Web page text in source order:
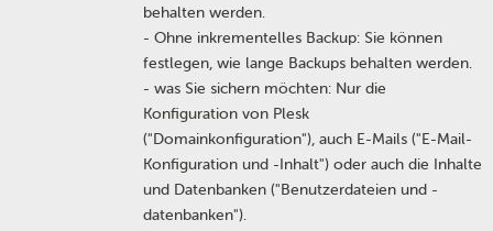
behalten werden.
- Ohne inkrementelles Backup: Sie können
festlegen, wie lange Backups behalten werden.
- was Sie sichern möchten: Nur die
Konfiguration von Plesk
("Domainkonfiguration"), auch E-Mails ("E-Mail-
Konfiguration und -Inhalt") oder auch die Inhalte
und Datenbanken ("Benutzerdateien und -
datenbanken").